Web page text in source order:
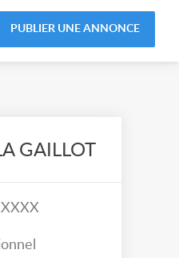
PUBLIER UNE ANNONCE
GAILLOT